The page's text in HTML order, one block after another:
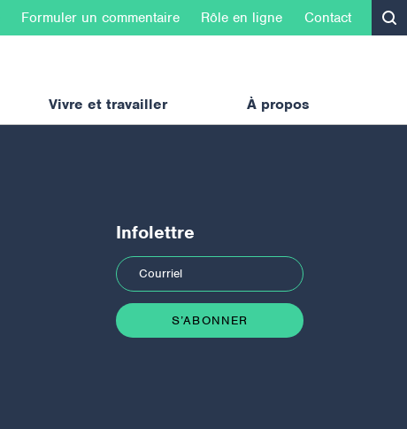
Vivre et travailler À propos
Formuler un commentaire Rôle en ligne Contact
Infolettre